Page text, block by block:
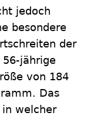
jedoch
besondere
der
56-jährige
von 184
Das
welcher